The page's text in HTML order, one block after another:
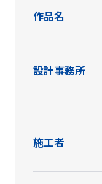
作品名
設計事務所
施工者